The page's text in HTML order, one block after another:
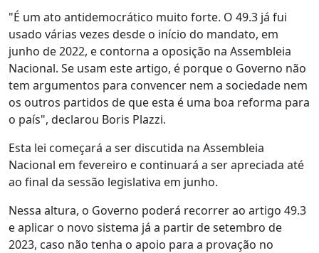
"É um ato antidemocrático muito forte. O 49.3 já fui
usado várias vezes desde o início do mandato, em
junho de 2022, e contorna a oposição na Assembleia
Nacional. Se usam este artigo, é porque o Governo não
tem argumentos para convencer nem a sociedade nem
os outros partidos de que esta é uma boa reforma para
o país", declarou Boris Plazzi.
Esta lei começará a ser discutida na Assembleia
Nacional em fevereiro e continuará a ser apreciada até
ao final da sessão legislativa em junho.
Nessa altura, o Governo poderá recorrer ao artigo 49.3
e aplicar o novo sistema já a partir de setembro de
2023, caso não tenha o apoio para a provação no